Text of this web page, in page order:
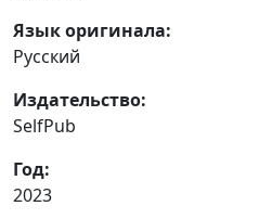
Язык оригинала:
Русский
Издательство:
SelfPub
Год:
2023